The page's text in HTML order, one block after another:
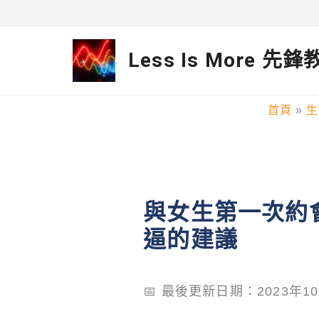
Less Is More 先鋒
首頁
與女生第一次約
逼的建議
📅 最後更新日期：2023年